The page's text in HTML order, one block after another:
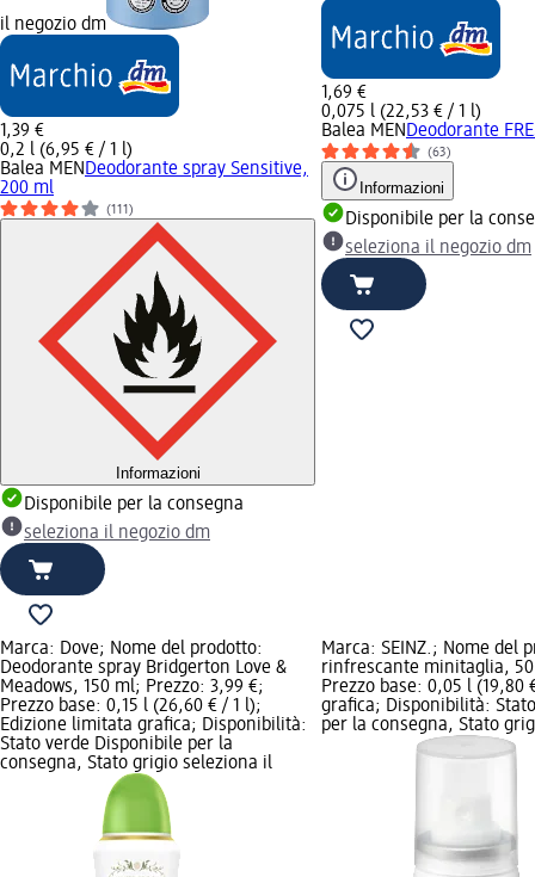
il negozio dm
1,39 €
0,2 l (6,95 € / 1 l)
Balea MEN Deodorante spray Sensitive,
200 ml
(111)
Informazioni
Disponibile per la consegna
seleziona il negozio dm
1,69 €
0,075 l (22,53 € / 1 l)
Balea MEN Deodorante
(63)
Informazioni
Disponibile per la
seleziona il negozio dm
Marca: Dove; Nome del prodotto:
Deodorante spray Bridgerton Love &
Meadows, 150 ml; Prezzo: 3,99 €;
Prezzo base: 0,15 l (26,60 € / 1 l);
Edizione limitata grafica; Disponibilità:
Stato verde Disponibile per la
consegna, Stato grigio seleziona il
Marca: SEINZ.; Nome del
rinfrescante minitaglia,
Prezzo base: 0,05 l (19,80
grafica; Disponibilità:
per la consegna, Stato